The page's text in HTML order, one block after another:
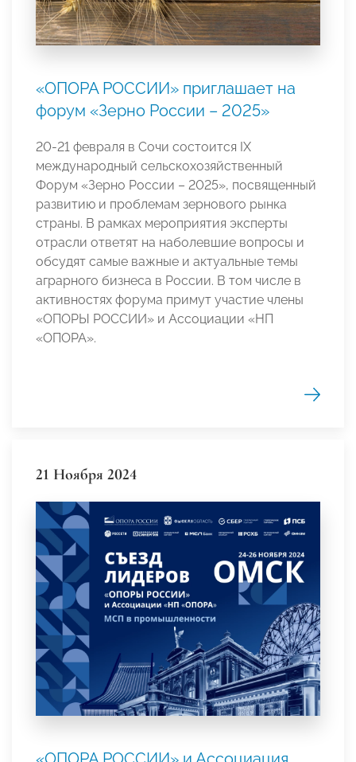
«ОПОРА РОССИИ» приглашает на
форум «Зерно России – 2025»
20-21 февраля в Сочи состоится IX
международный сельскохозяйственный
Форум «Зерно России – 2025», посвященный
развитию и проблемам зернового рынка
страны. В рамках мероприятия эксперты
отрасли ответят на наболевшие вопросы и
обсудят самые важные и актуальные темы
аграрного бизнеса в России. В том числе в
активностях форума примут участие члены
«ОПОРЫ РОССИИ» и Ассоциации «НП
«ОПОРА».
21 Ноября 2024